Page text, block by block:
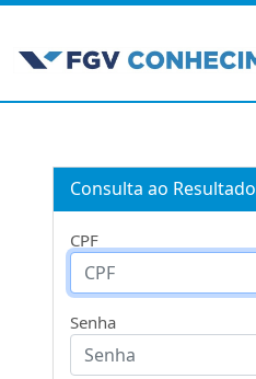
Consulta ao Resultado
CPF
Senha